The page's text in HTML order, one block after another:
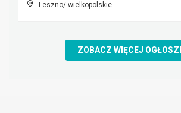
Leszno/ wielkopolskie
ZOBACZ WIĘCEJ